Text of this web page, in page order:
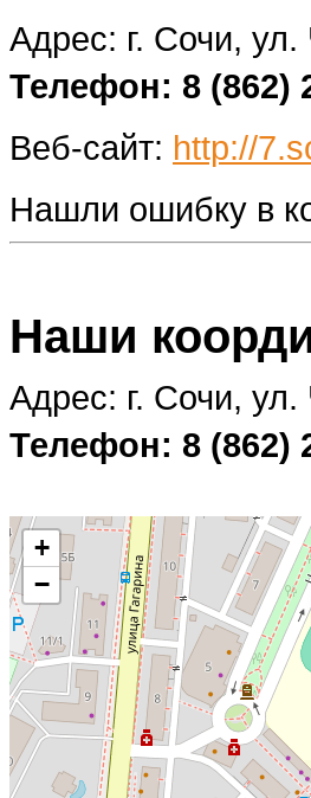
Адрес: г. Сочи, ул.
Телефон: 8 (862)
Веб-сайт: http://
Нашли ошибку в
Наши
Адрес: г. Сочи, ул.
Телефон: 8 (862)
+
−